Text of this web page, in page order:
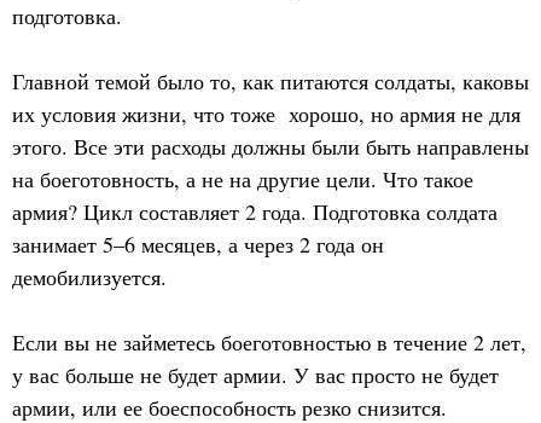
подготовка.
Главной темой было то, как питаются солдаты, каковы
их условия жизни, что тоже хорошо, но армия не для
этого. Все эти расходы должны были быть направлены
на боеготовность, а не на другие цели. Что такое
армия? Цикл составляет 2 года. Подготовка солдата
занимает 5–6 месяцев, а через 2 года он
демобилизуется.
Если вы не займетесь боеготовностью в течение 2 лет,
у вас больше не будет армии. У вас просто не будет
армии, или ее боеспособность резко снизится.